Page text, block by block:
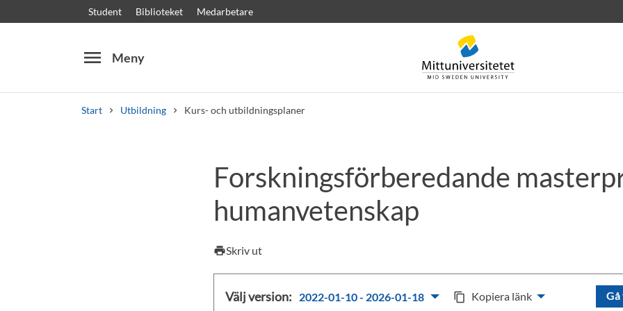
Student Biblioteket Medarbetare
menu Meny
Start Utbildning Kurs- och utbildningsplaner
Kursplaner VälkomstbrevPersonal Lediga jobb
Forskningsförberedande
humanvetenskap
printSkriv ut
Välj version: 2022-01-10 - 2026-01-18 content_copy Kopiera länk